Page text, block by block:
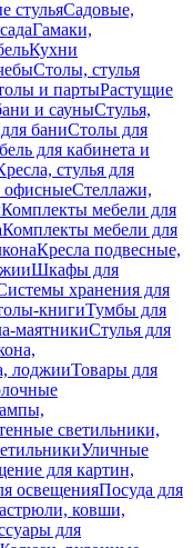
стульяСадовые,
Гамаки,
Кухни
Столы, стулья
и партыРастущие
и сауныСтулья,
баниСтолы для
для кабинета и
стулья для
Стеллажи,
Комплекты мебели для
Комплекты мебели для
Кресла подвесные,
Шкафы для
хранения для
книгиТумбы для
маятникиСтулья для
лоджииТовары для
светильники,
Уличные
для картин,
освещенияПосуда для
ковши,
для